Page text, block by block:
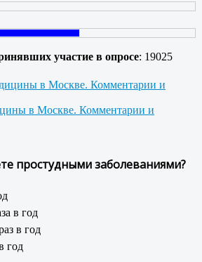
участие в опросе: 19025
в Москве. Комментарии и
простудными заболеваниями?
в год
в год
год